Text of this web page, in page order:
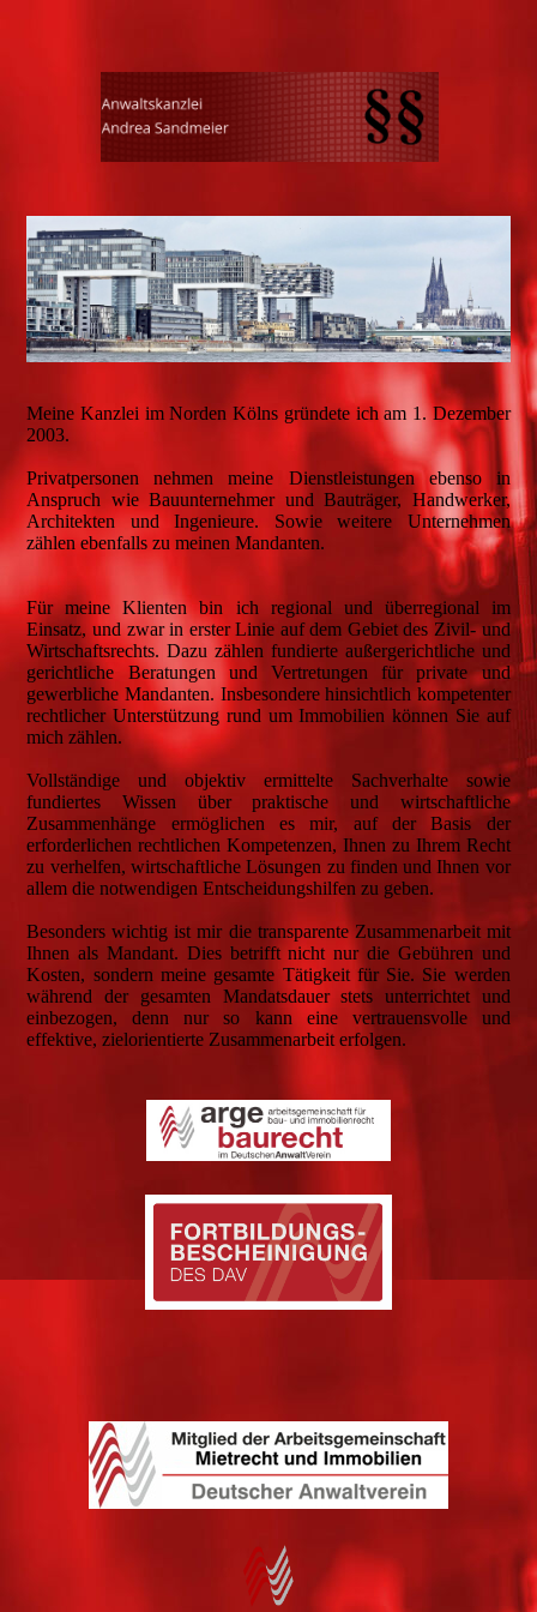
Meine Kanzlei im Norden Kölns gründete ich am 1. Dezember
2003.
Privatpersonen nehmen meine Dienstleistungen ebenso in
Anspruch wie Bauunternehmer und Bauträger, Handwerker,
Architekten und Ingenieure. Sowie weitere Unternehmen
zählen ebenfalls zu meinen Mandanten.
Für meine Klienten bin ich regional und überregional im
Einsatz, und zwar in erster Linie auf dem Gebiet des Zivil- und
Wirtschaftsrechts. Dazu zählen fundierte außergerichtliche und
gerichtliche Beratungen und Vertretungen für private und
gewerbliche Mandanten. Insbesondere hinsichtlich kompetenter
rechtlicher Unterstützung rund um Immobilien können Sie auf
mich zählen.
Vollständige und objektiv ermittelte Sachverhalte sowie
fundiertes Wissen über praktische und wirtschaftliche
Zusammenhänge ermöglichen es mir, auf der Basis der
erforderlichen rechtlichen Kompetenzen, Ihnen zu Ihrem Recht
zu verhelfen, wirtschaftliche Lösungen zu finden und Ihnen vor
allem die notwendigen Entscheidungshilfen zu geben.
Besonders wichtig ist mir die transparente Zusammenarbeit mit
Ihnen als Mandant. Dies betrifft nicht nur die Gebühren und
Kosten, sondern meine gesamte Tätigkeit für Sie. Sie werden
während der gesamten Mandatsdauer stets unterrichtet und
einbezogen, denn nur so kann eine vertrauensvolle und
effektive, zielorientierte Zusammenarbeit erfolgen.